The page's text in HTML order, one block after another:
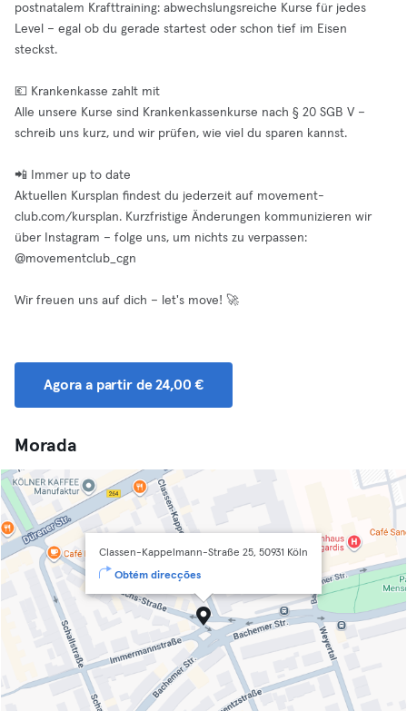
postnatalem Krafttraining: abwechslungsreiche Kurse für jedes
Level – egal ob du gerade startest oder schon tief im Eisen
steckst.
💶 Krankenkasse zahlt mit
Alle unsere Kurse sind Krankenkassenkurse nach § 20 SGB V –
schreib uns kurz, und wir prüfen, wie viel du sparen kannst.
📲 Immer up to date
Aktuellen Kursplan findest du jederzeit auf movement-
club.com/kursplan. Kurzfristige Änderungen kommunizieren wir
über Instagram – folge uns, um nichts zu verpassen:
@movementclub_cgn
Wir freuen uns auf dich – let's move! 🚀
Agora a partir de 24,00 €
Morada
Classen-Kappelmann-Straße 25, 50931 Köln
Obtém direcções